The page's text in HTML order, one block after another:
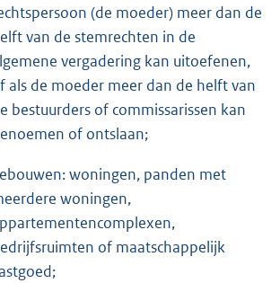
(de moeder) meer dan de
van de stemrechten in de
vergadering kan uitoefenen,
als de moeder meer dan de helft van
bestuurders of commissarissen kan
of ontslaan;
woningen, panden met
woningen,
of maatschappelijk